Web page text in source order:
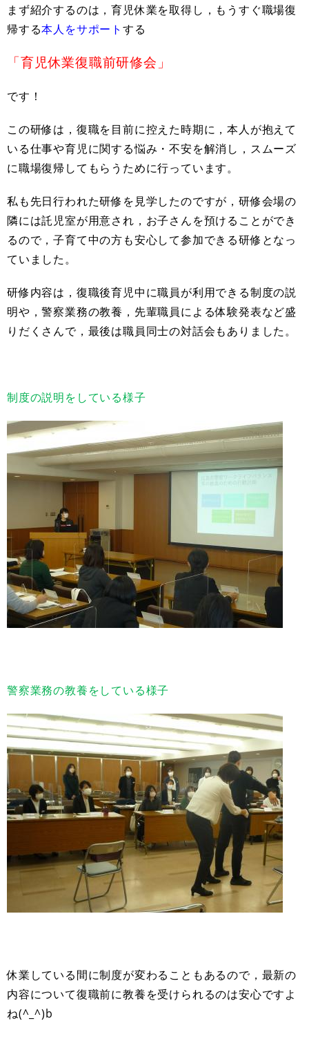
まず紹介するのは，育児休業を取得し，もうすぐ職場復
帰する本人をサポートする
「育児休業復職前研修会」
です！
この研修は，復職を目前に控えた時期に，本人が抱えて
いる仕事や育児に関する悩み・不安を解消し，スムーズ
に職場復帰してもらうために行っています。
私も先日行われた研修を見学したのですが，研修会場の
隣には託児室が用意され，お子さんを預けることができ
るので，子育て中の方も安心して参加できる研修となっ
ていました。
研修内容は，復職後育児中に職員が利用できる制度の説
明や，警察業務の教養，先輩職員による体験発表など盛
りだくさんで，最後は職員同士の対話会もありました。
制度の説明をしている様子
警察業務の教養をしている様子
休業している間に制度が変わることもあるので，最新の
内容について復職前に教養を受けられるのは安心ですよ
ね(^_^)b